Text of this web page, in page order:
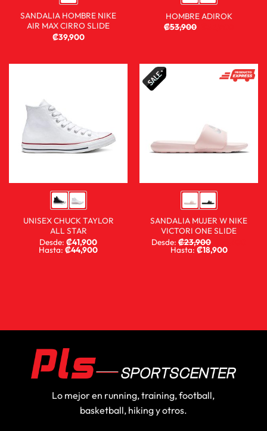
SANDALIA HOMBRE NIKE
AIR MAX CIRRO SLIDE
₡39,900
HOMBRE ADIROK
₡53,900
UNISEX CHUCK TAYLOR
ALL STAR
Desde: ₡41,900
Hasta: ₡44,900
SANDALIA MUJER W NIKE
VICTORI ONE SLIDE
Desde: ₡23,900
Hasta:₡18,900
Lo mejor en running, training, football,
basketball, hiking y otros.